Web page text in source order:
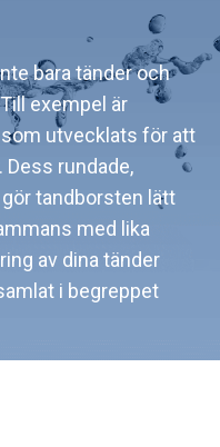
bara tänder och
exempel är
utvecklats för att
rundade,
tandborsten lätt
med lika
av dina tänder
i begreppet